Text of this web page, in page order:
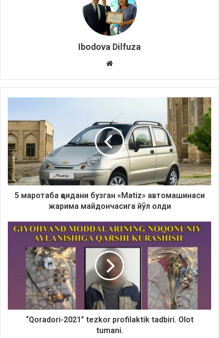
Ibodova Dilfuza
Website
5 маротаба қоидани бузган «Matiz» автомашинаси
жарима майдончасига йўл олди
“Qoradori-2021” tezkor profilaktik tadbiri. Olot
tumani.